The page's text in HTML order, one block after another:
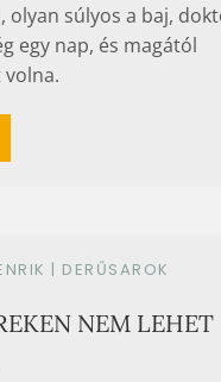
olyan súlyos a baj,
egy nap, és magától
| DERŰSAROK
NEM LEHET